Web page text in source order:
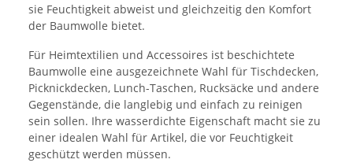
sie Feuchtigkeit abweist und gleichzeitig den Komfort
der Baumwolle bietet.
Für Heimtextilien und Accessoires ist beschichtete
Baumwolle eine ausgezeichnete Wahl für Tischdecken,
Picknickdecken, Lunch-Taschen, Rucksäcke und andere
Gegenstände, die langlebig und einfach zu reinigen
sein sollen. Ihre wasserdichte Eigenschaft macht sie zu
einer idealen Wahl für Artikel, die vor Feuchtigkeit
geschützt werden müssen.